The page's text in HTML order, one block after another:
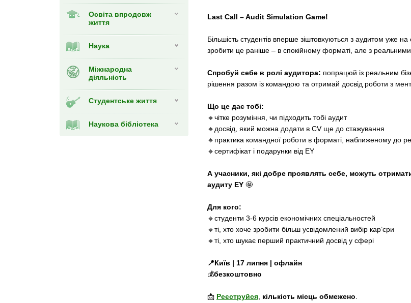
Освіта впродовж
життя
Наука
Міжнародна
діяльність
Студентське життя
Наукова бібліотека
Last Call – Audit Simulation Game!
Більшість студентів вперше зіштовхуються з аудитом уже
зробити це раніше – в спокійному форматі, але з
Спробуй себе в ролі аудитора: попрацюй із реальним
рішення разом із командою та отримай досвід роботи з
Що це дає тобі:
🔸чітке розуміння, чи підходить тобі аудит
🔸досвід, який можна додати в CV ще до стажування
🔸практика командної роботи в форматі, наближеному до
🔸сертифікат і подарунки від EY
А учасники, які добре проявлять себе, можуть
аудиту EY 🤩
Для кого:
🔸студенти 3-6 курсів економічних спеціальностей
🔸ті, хто хоче зробити більш усвідомлений вибір кар’єри
🔸ті, хто шукає перший практичний досвід у сфері
📍Київ | 17 липня | офлайн
💰безкоштовно
📩 Реєструйся кількість місць обмежено